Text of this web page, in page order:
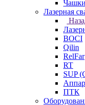
Лазерная
BOCI
Qilin
RelFar
RT
SUP
ПТК